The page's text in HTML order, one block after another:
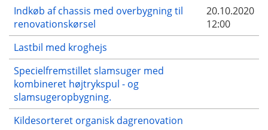
Indkøb af chassis med overbygning til
renovationskørsel
20.10.2020
12:00
Lastbil med kroghejs
Specielfremstillet slamsuger med
kombineret højtrykspul - og
slamsugeropbygning.
Kildesorteret organisk dagrenovation